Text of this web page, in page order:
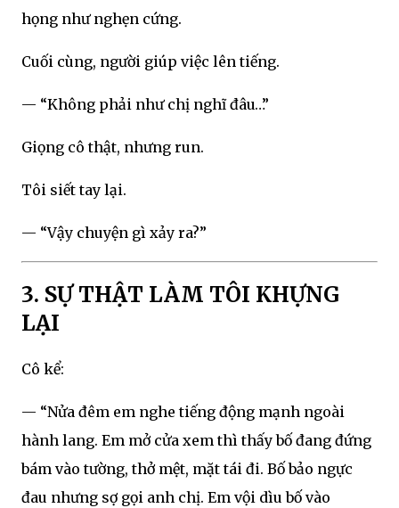
họng như nghẹn cứng.
Cuối cùng, người giúp việc lên tiếng.
— “Không phải như chị nghĩ đâu…”
Giọng cô thật, nhưng run.
Tôi siết tay lại.
— “Vậy chuyện gì xảy ra?”
3. SỰ THẬT LÀM TÔI KHỰNG
LẠI
Cô kể:
— “Nửa đêm em nghe tiếng động mạnh ngoài
hành lang. Em mở cửa xem thì thấy bố đang đứng
bám vào tường, thở mệt, mặt tái đi. Bố bảo ngực
đau nhưng sợ gọi anh chị. Em vội dìu bố vào